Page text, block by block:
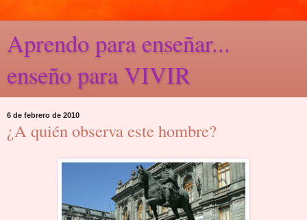
Aprendo para enseñar...
enseño para VIVIR
6 de febrero de 2010
¿A quién observa este hombre?